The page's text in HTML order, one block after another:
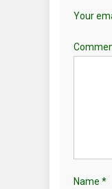
Your
Name *